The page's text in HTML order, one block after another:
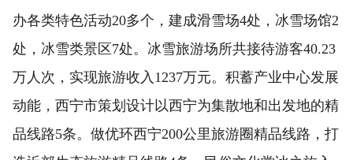
办各类特色活动20多个，建成滑雪场4处，冰雪场馆2
处，冰雪类景区7处。冰雪旅游场所共接待游客40.23
万人次，实现旅游收入1237万元。积蓄产业中心发展
动能，西宁市策划设计以西宁为集散地和出发地的精
品线路5条。做优环西宁200公里旅游圈精品线路，打